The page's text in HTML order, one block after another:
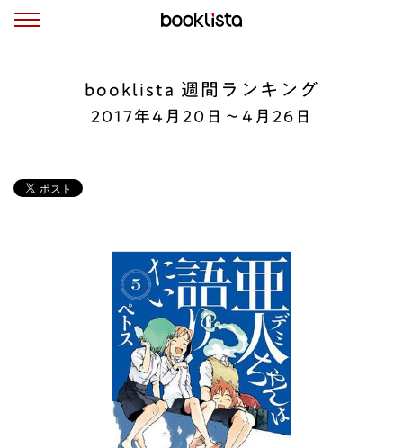
booklista 週間ランキング
2017年4月20日〜4月26日